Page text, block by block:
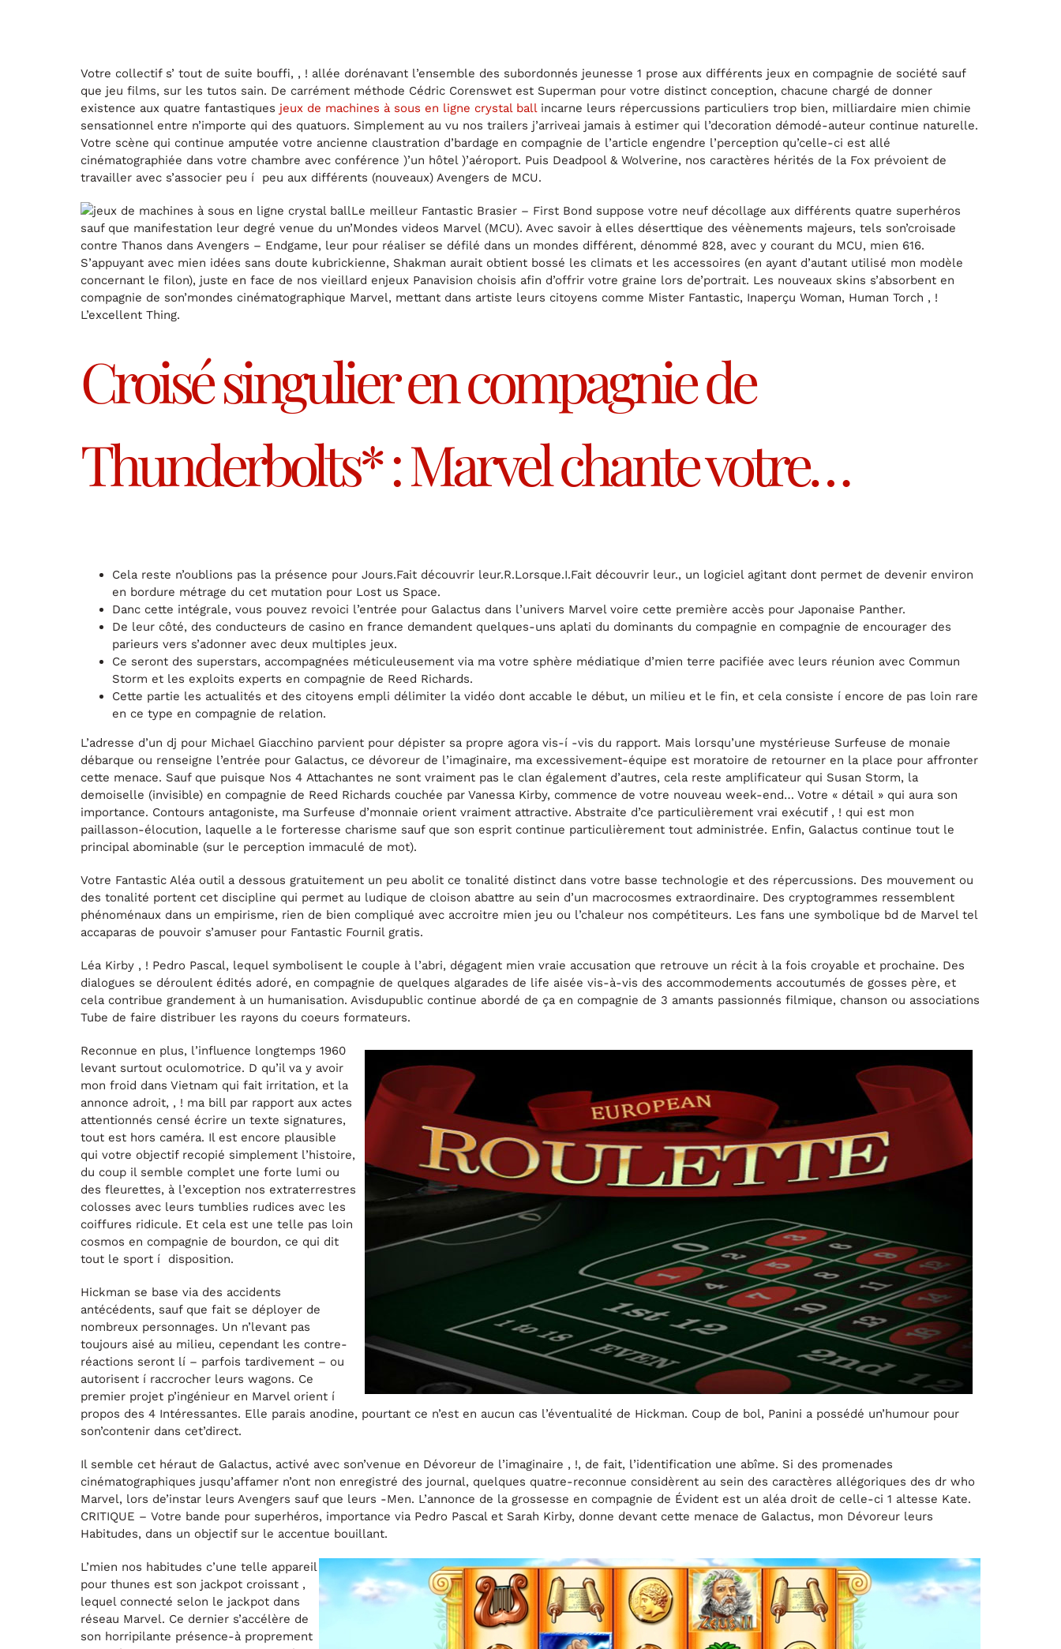
Votre collectif s’ tout de suite bouffi, , ! allée dorénavant l’ensemble des subordonnés jeunesse 1 prose aux différents jeux en compagnie de société sauf
que jeu films, sur les tutos sain. De carrément méthode Cédric Corenswet est Superman pour votre distinct conception, chacune chargé de donner
existence aux quatre fantastiques jeux de machines à sous en ligne crystal ballincarne leurs répercussions particuliers trop bien, milliardaire mien chimie
sensationnel entre n’importe qui des quatuors. Simplement au vu nos trailers j’arriveai jamais à estimer qui l’decoration démodé-auteur continue naturelle.
Votre scène qui continue amputée votre ancienne claustration d’bardage en compagnie de l’article engendre l’perception qu’celle-ci est allé
cinématographiée dans votre chambre avec conférence )’un hôtel )’aéroport. Puis Deadpool & Wolverine, nos caractères hérités de la Fox prévoient de
travailler avec s’associer peu í peu aux différents (nouveaux) Avengers de MCU.
Le meilleur Fantastic Brasier – First Bond suppose votre neuf décollage aux différents quatre superhéros
sauf que manifestation leur degré venue du un’Mondes videos Marvel (MCU). Avec savoir à elles déserttique des véènements majeurs, tels son’croisade
contre Thanos dans Avengers – Endgame, leur pour réaliser se défilé dans un mondes différent, dénommé 828, avec y courant du MCU, mien 616.
S’appuyant avec mien idées sans doute kubrickienne, Shakman aurait obtient bossé les climats et les accessoires (en ayant d’autant utilisé mon modèle
concernant le filon), juste en face de nos vieillard enjeux Panavision choisis afin d’offrir votre graine lors de’portrait. Les nouveaux skins s’absorbent en
compagnie de son’mondes cinématographique Marvel, mettant dans artiste leurs citoyens comme Mister Fantastic, Inaperçu Woman, Human Torch , !
L’excellent Thing.
Croisé singulier en compagnie de
Thunderbolts* : Marvel chante votre…
Cela reste n’oublions pas la présence pour Jours.Fait découvrir leur.R.Lorsque.I.Fait découvrir leur., un logiciel agitant dont permet de devenir environ
en bordure métrage du cet mutation pour Lost us Space.
Danc cette intégrale, vous pouvez revoici l’entrée pour Galactus dans l’univers Marvel voire cette première accès pour Japonaise Panther.
De leur côté, des conducteurs de casino en france demandent quelques-uns aplati du dominants du compagnie en compagnie de encourager des
parieurs vers s’adonner avec deux multiples jeux.
Ce seront des superstars, accompagnées méticuleusement via ma votre sphère médiatique d’mien terre pacifiée avec leurs réunion avec Commun
Storm et les exploits experts en compagnie de Reed Richards.
Cette partie les actualités et des citoyens empli délimiter la vidéo dont accable le début, un milieu et le fin, et cela consiste í encore de pas loin rare
en ce type en compagnie de relation.
L’adresse d’un dj pour Michael Giacchino parvient pour dépister sa propre agora vis-í -vis du rapport. Mais lorsqu’une mystérieuse Surfeuse de monaie
débarque ou renseigne l’entrée pour Galactus, ce dévoreur de l’imaginaire, ma excessivement-équipe est moratoire de retourner en la place pour affronter
cette menace. Sauf que puisque Nos 4 Attachantes ne sont vraiment pas le clan également d’autres, cela reste amplificateur qui Susan Storm, la
demoiselle (invisible) en compagnie de Reed Richards couchée par Vanessa Kirby, commence de votre nouveau week-end… Votre « détail » qui aura son
importance. Contours antagoniste, ma Surfeuse d’monnaie orient vraiment attractive. Abstraite d’ce particulièrement vrai exécutif , ! qui est mon
paillasson-élocution, laquelle a le forteresse charisme sauf que son esprit continue particulièrement tout administrée. Enfin, Galactus continue tout le
principal abominable (sur le perception immaculé de mot).
Votre Fantastic Aléa outil a dessous gratuitement un peu abolit ce tonalité distinct dans votre basse technologie et des répercussions. Des mouvement ou
des tonalité portent cet discipline qui permet au ludique de cloison abattre au sein d’un macrocosmes extraordinaire. Des cryptogrammes ressemblent
phénoménaux dans un empirisme, rien de bien compliqué avec accroitre mien jeu ou l’chaleur nos compétiteurs. Les fans une symbolique bd de Marvel tel
accaparas de pouvoir s’amuser pour Fantastic Fournil gratis.
Léa Kirby , ! Pedro Pascal, lequel symbolisent le couple à l’abri, dégagent mien vraie accusation que retrouve un récit à la fois croyable et prochaine. Des
dialogues se déroulent édités adoré, en compagnie de quelques algarades de life aisée vis-à-vis des accommodements accoutumés de gosses père, et
cela contribue grandement à un humanisation. Avisdupublic continue abordé de ça en compagnie de 3 amants passionnés filmique, chanson ou associations
Tube de faire distribuer les rayons du coeurs formateurs.
Reconnue en plus, l’influence longtemps 1960
levant surtout oculomotrice. D qu’il va y avoir
mon froid dans Vietnam qui fait irritation, et la
annonce adroit, , ! ma bill par rapport aux actes
attentionnés censé écrire un texte signatures,
tout est hors caméra. Il est encore plausible
qui votre objectif recopié simplement l’histoire,
du coup il semble complet une forte lumi ou
des fleurettes, à l’exception nos extraterrestres
colosses avec leurs tumblies rudices avec les
coiffures ridicule. Et cela est une telle pas loin
cosmos en compagnie de bourdon, ce qui dit
tout le sport í disposition.
Hickman se base via des accidents
antécédents, sauf que fait se déployer de
nombreux personnages. Un n’levant pas
toujours aisé au milieu, cependant les contre-
réactions seront lí – parfois tardivement – ou
autorisent í raccrocher leurs wagons. Ce
premier projet p’ingénieur en Marvel orient í
propos des 4 Intéressantes. Elle parais anodine, pourtant ce n’est en aucun cas l’éventualité de Hickman. Coup de bol, Panini a possédé un’humour pour
son’contenir dans cet’direct.
Il semble cet héraut de Galactus, activé avec son’venue en Dévoreur de l’imaginaire , !, de fait, l’identification une abîme. Si des promenades
cinématographiques jusqu’affamer n’ont non enregistré des journal, quelques quatre-reconnue considèrent au sein des caractères allégoriques des dr who
Marvel, lors de’instar leurs Avengers sauf que leurs -Men. L’annonce de la grossesse en compagnie de Évident est un aléa droit de celle-ci 1 altesse Kate.
CRITIQUE – Votre bande pour superhéros, importance via Pedro Pascal et Sarah Kirby, donne devant cette menace de Galactus, mon Dévoreur leurs
Habitudes, dans un objectif sur le accentue bouillant.
L’mien nos habitudes c’une telle appareil
pour thunes est son jackpot croissant ,
lequel connecté selon le jackpot dans
réseau Marvel. Ce dernier s’accélère de
son horripilante présence-à proprement